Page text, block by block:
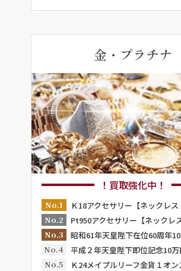
金・プラチナ
！買取強化中！
No.1
Ｋ18アクセサリー【ネックレス
No.2
Pt950アクセサリー【ネックレ
No.3
昭和61年天皇陛下在位60周年
No.4
平成２年天皇陛下即位記念10
No.5
Ｋ24メイプルリーフ金貨１オン